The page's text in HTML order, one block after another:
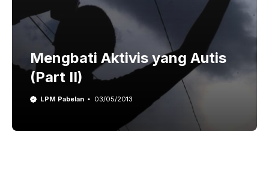
Mengbati Aktivis yang Autis
(Part II)
LPM Pabelan 03/05/2013